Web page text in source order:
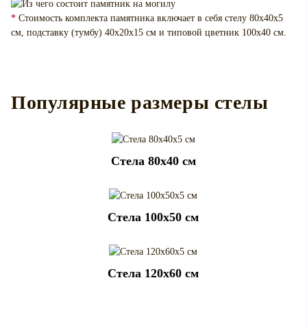
* Стоимость комплекта памятника включает в себя стелу 80х40х5
см, подставку (тумбу) 40х20х15 см и типовой цветник 100х40 см.
Популярные размеры стелы
Cтела 80x40 см
Cтела 100x50 см
Cтела 120x60 см